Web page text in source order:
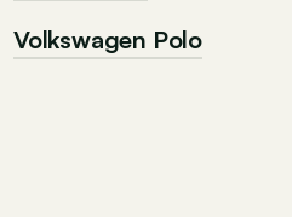
Volkswagen Polo